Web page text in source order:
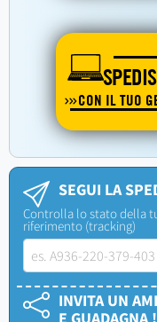
CON IL TUO
SEGUI LA
Controlla lo stato della
riferimento (tracking)
INVITA UN